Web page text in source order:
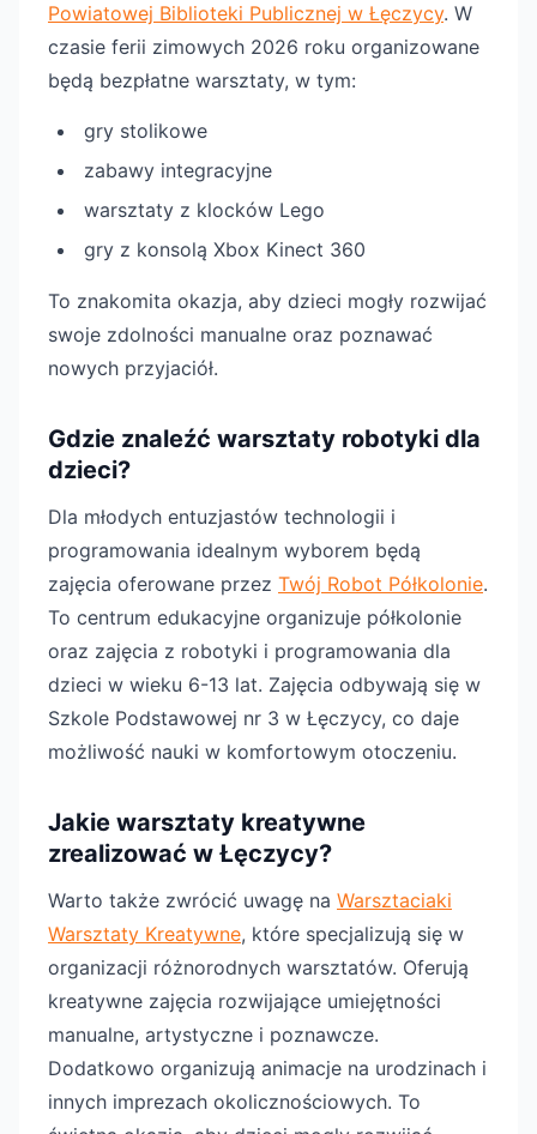
Powiatowej Biblioteki Publicznej w Łęczycy. W
czasie ferii zimowych 2026 roku organizowane
będą bezpłatne warsztaty, w tym:
gry stolikowe
zabawy integracyjne
warsztaty z klocków Lego
gry z konsolą Xbox Kinect 360
To znakomita okazja, aby dzieci mogły rozwijać
swoje zdolności manualne oraz poznawać
nowych przyjaciół.
Gdzie znaleźć warsztaty robotyki dla
dzieci?
Dla młodych entuzjastów technologii i
programowania idealnym wyborem będą
zajęcia oferowane przez Twój Robot Półkolonie.
To centrum edukacyjne organizuje półkolonie
oraz zajęcia z robotyki i programowania dla
dzieci w wieku 6-13 lat. Zajęcia odbywają się w
Szkole Podstawowej nr 3 w Łęczycy, co daje
możliwość nauki w komfortowym otoczeniu.
Jakie warsztaty kreatywne
zrealizować w Łęczycy?
Warto także zwrócić uwagę na Warsztaciaki
Warsztaty Kreatywne, które specjalizują się w
organizacji różnorodnych warsztatów. Oferują
kreatywne zajęcia rozwijające umiejętności
manualne, artystyczne i poznawcze.
Dodatkowo organizują animacje na urodzinach i
innych imprezach okolicznościowych. To